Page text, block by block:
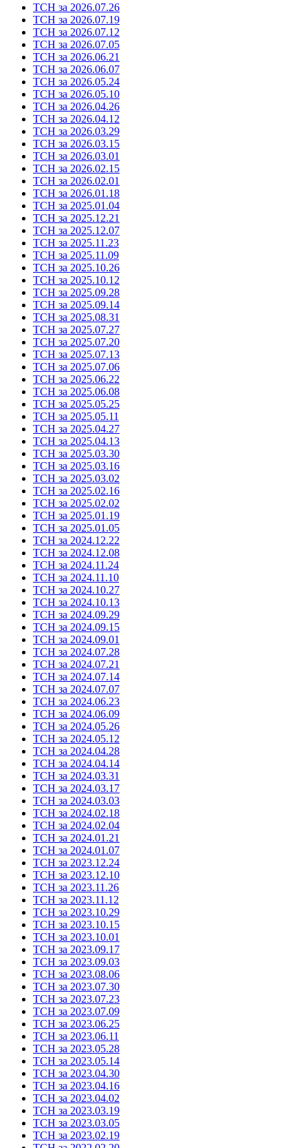
ТСН за 2026.07.26
ТСН за 2026.07.19
ТСН за 2026.07.12
ТСН за 2026.07.05
ТСН за 2026.06.21
ТСН за 2026.06.07
ТСН за 2026.05.24
ТСН за 2026.05.10
ТСН за 2026.04.26
ТСН за 2026.04.12
ТСН за 2026.03.29
ТСН за 2026.03.15
ТСН за 2026.03.01
ТСН за 2026.02.15
ТСН за 2026.02.01
ТСН за 2026.01.18
ТСН за 2025.01.04
ТСН за 2025.12.21
ТСН за 2025.12.07
ТСН за 2025.11.23
ТСН за 2025.11.09
ТСН за 2025.10.26
ТСН за 2025.10.12
ТСН за 2025.09.28
ТСН за 2025.09.14
ТСН за 2025.08.31
ТСН за 2025.07.27
ТСН за 2025.07.20
ТСН за 2025.07.13
ТСН за 2025.07.06
ТСН за 2025.06.22
ТСН за 2025.06.08
ТСН за 2025.05.25
ТСН за 2025.05.11
ТСН за 2025.04.27
ТСН за 2025.04.13
ТСН за 2025.03.30
ТСН за 2025.03.16
ТСН за 2025.03.02
ТСН за 2025.02.16
ТСН за 2025.02.02
ТСН за 2025.01.19
ТСН за 2025.01.05
ТСН за 2024.12.22
ТСН за 2024.12.08
ТСН за 2024.11.24
ТСН за 2024.11.10
ТСН за 2024.10.27
ТСН за 2024.10.13
ТСН за 2024.09.29
ТСН за 2024.09.15
ТСН за 2024.09.01
ТСН за 2024.07.28
ТСН за 2024.07.21
ТСН за 2024.07.14
ТСН за 2024.07.07
ТСН за 2024.06.23
ТСН за 2024.06.09
ТСН за 2024.05.26
ТСН за 2024.05.12
ТСН за 2024.04.28
ТСН за 2024.04.14
ТСН за 2024.03.31
ТСН за 2024.03.17
ТСН за 2024.03.03
ТСН за 2024.02.18
ТСН за 2024.02.04
ТСН за 2024.01.21
ТСН за 2024.01.07
ТСН за 2023.12.24
ТСН за 2023.12.10
ТСН за 2023.11.26
ТСН за 2023.11.12
ТСН за 2023.10.29
ТСН за 2023.10.15
ТСН за 2023.10.01
ТСН за 2023.09.17
ТСН за 2023.09.03
ТСН за 2023.08.06
ТСН за 2023.07.30
ТСН за 2023.07.23
ТСН за 2023.07.09
ТСН за 2023.06.25
ТСН за 2023.06.11
ТСН за 2023.05.28
ТСН за 2023.05.14
ТСН за 2023.04.30
ТСН за 2023.04.16
ТСН за 2023.04.02
ТСН за 2023.03.19
ТСН за 2023.03.05
ТСН за 2023.02.19